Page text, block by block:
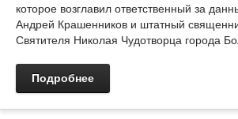
которое возглавил ответственный за
Андрей Крашенников и штатный
Святителя Николая Чудотворца города
Подробнее